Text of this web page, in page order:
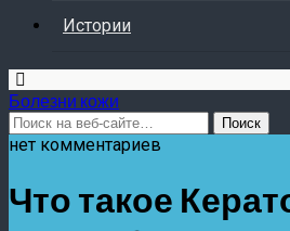
Истории
Болезни кожи
нет комментариев
Что такое